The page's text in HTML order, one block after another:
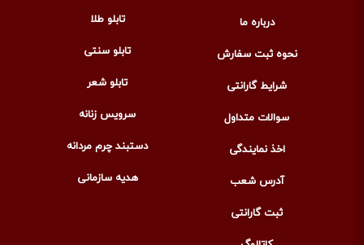
درباره ما
نحوه ثبت سفارش
شرایط گارانتی
سوالات متداول
اخذ نمایندگی
آدرس شعب
ثبت گارانتی
تابلو طلا
تابلو سنتی
تابلو شعر
سرویس زنانه
دستبند چرم مردانه
هدیه سازمانی